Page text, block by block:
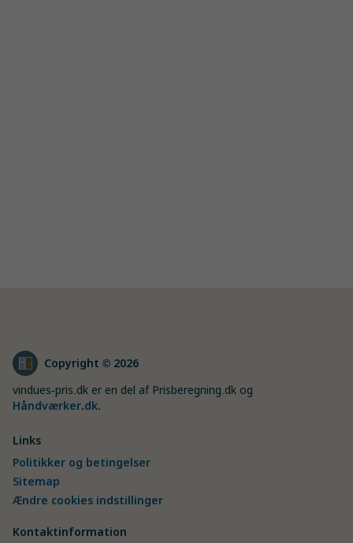
Copyright © 2026
vindues-pris.dk er en del af Prisberegning.dk og
Håndværker.dk.
Links
Politikker og betingelser
Sitemap
Ændre cookies indstillinger
Kontaktinformation